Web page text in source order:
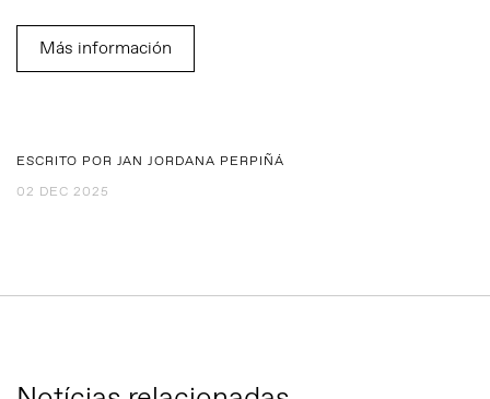
Más información
ESCRITO POR JAN JORDANA PERPIÑÁ
02 DEC 2025